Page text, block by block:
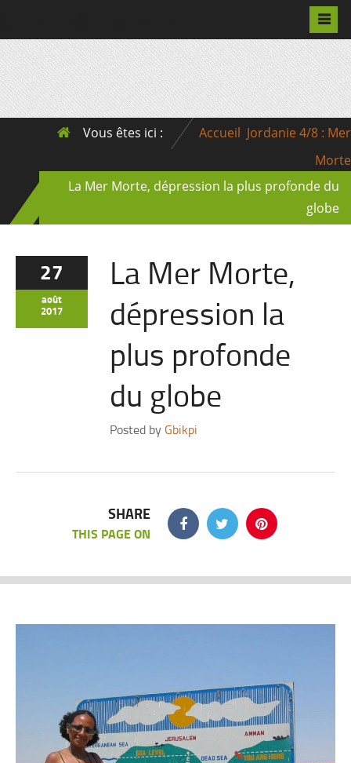
Vous êtes ici : Accueil Jordanie 4/8 : Mer
Morte
La Mer Morte, dépression la plus profonde du
globe
27
août
2017
La Mer Morte,
dépression la
plus profonde
du globe
Posted by Gbikpi
SHARE
THIS PAGE ON